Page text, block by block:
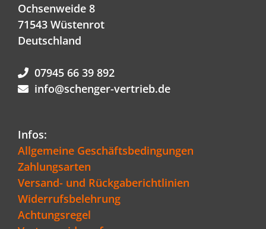
Ochsenweide 8
71543 Wüstenrot
Deutschland
07945 66 39 892
info@schenger-vertrieb.de
Infos:
Allgemeine Geschäftsbedingungen
Zahlungsarten
Versand- und Rückgaberichtlinien
Widerrufsbelehrung
Achtungsregel